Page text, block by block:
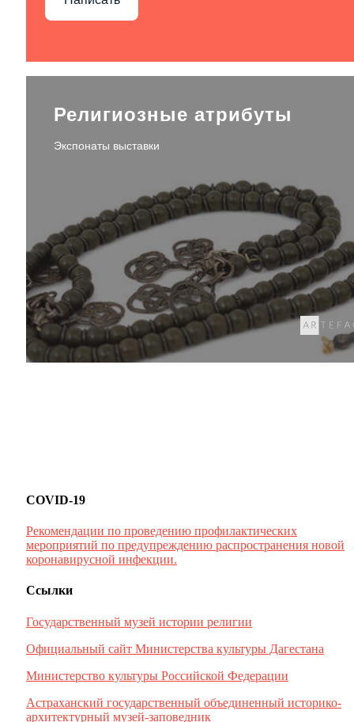
Религиозные атрибуты
Экспонаты выставки
COVID-19
Рекомендации по проведению профилактических
мероприятий по предупреждению распространения новой
коронавирусной инфекции.
Ссылки
Государственный музей истории религии
Официальный сайт Министерства культуры Дагестана
Министерство культуры Российской Федерации
Астраханский государственный объединенный историко-
архитектурный музей-заповедник